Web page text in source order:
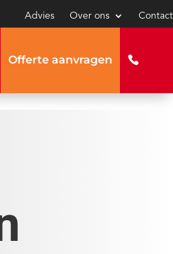
Advies Over ons Contact
Offerte aanvragen